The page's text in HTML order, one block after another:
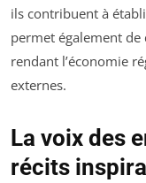
ils contribuent à
permet également de
rendant l’économie
externes.
La voix des
récits